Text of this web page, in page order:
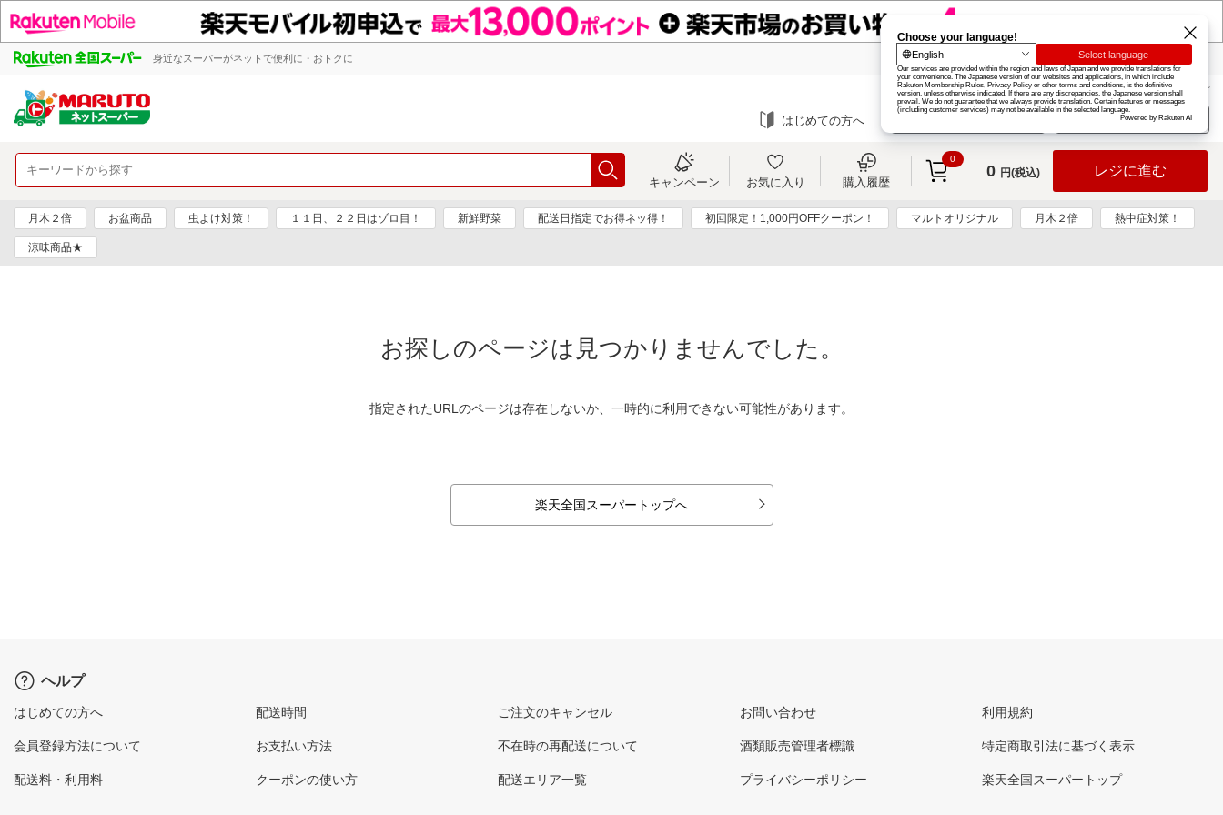
身近なスーパーがネットで便利に・おトクに 楽天グループ カード
お知らせ ヘルプ
はじめての方へ ログイン
キャンペーン お気に入り 購入履歴
0
0 円(税込) レジに進む
月木２倍 お盆商品 虫よけ対策！ １１日、２２日はゾロ目！ 新鮮野菜 配送日指定でお得ネッ得！ 初回限定！1,000円OFFクーポン！ マルトオリジナル 月木２倍 熱中症対策！
涼味商品★
お探しのページは見つかりませんでした。
指定されたURLのページは存在しないか、一時的に利用できない可能性があります。
楽天全国スーパートップへ
ヘルプ
はじめての方へ
会員登録方法について
配送料・利用料
配送時間
お支払い方法
クーポンの使い方
ご注文のキャンセル
不在時の再配送について
配送エリア一覧
お問い合わせ
酒類販売管理者標識
プライバシーポリシー
利用規約
特定商取引法に基づく表示
楽天全国スーパートップ